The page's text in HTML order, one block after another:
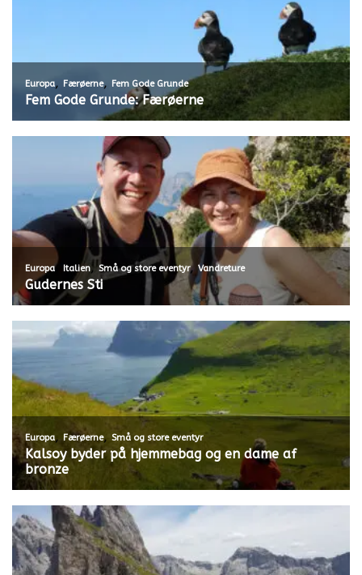
Europa, Færøerne, Fem Gode Grunde
Fem Gode Grunde: Færøerne
Europa, Italien,Små og store eventyr, Vandreture
Gudernes Sti
Europa, Færøerne, Små og store eventyr
Kalsoy byder på hjemmebag og en dame af
bronze